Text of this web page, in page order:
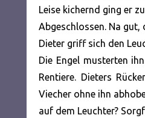
Leise kichernd ging er
Abgeschlossen. Na gut,
Dieter griff sich den
Die Engel musterten
Rentiere. Dieters
Viecher ohne ihn
auf dem Leuchter?